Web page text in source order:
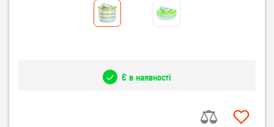
Є в наявності